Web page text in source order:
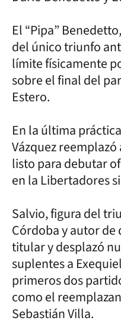
El “Pipa”
del único triunfo
límite físicamente
sobre el final del
Estero.
En la última
Vázquez
listo para debutar
en la Libertadores
Salvio, figura del
Córdoba y autor de
titular y desplazó
suplentes a
primeros dos
como el
Sebastián Villa.